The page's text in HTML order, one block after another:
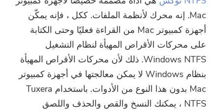
Mac. إنه محرك لأنظمة الملفات. ككل ، فإنه يمكّن
أجهزة كمبيوتر Mac من القراءة فعليًا وحتى الكتابة
على محركات الأقراص المهيأة لنظام التشغيل
Windows NTFS. ذلك لأن محركات الأقراص المهيأة
بنظام Windows لا يمكن معالجتها في أجهزة كمبيوتر
Mac بدون هذا النوع من الأدوات. باستخدام Tuxera
NTFS ، يمكنك النسخ والقص والحذف واللصق